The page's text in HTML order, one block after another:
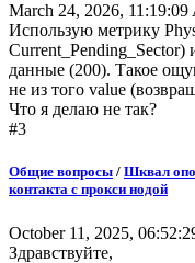
March 24, 2026,
Использую метрику
данные (200). Такое
не из того value
Что я делаю не так?
#3
Общие вопросы / Шквал
контакта с прокси нодой
October 11, 2025,
Здравствуйте,